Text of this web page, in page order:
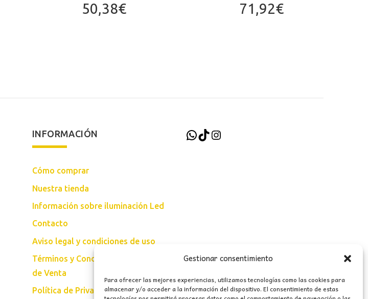
Gestionar consentimiento
Para ofrecer las mejores experiencias, utilizamos tecnologías como las cookies para
almacenar y/o acceder a la información del dispositivo. El consentimiento de estas
50,38€ 71,92€
INFORMACIÓN
Cómo comprar
Nuestra tienda
Información sobre iluminación Led
Contacto
Aviso legal y condiciones de uso
Términos y Condiciones Generales
de Venta
Política de Privacidad
WhatsApp
TikTokInstagram